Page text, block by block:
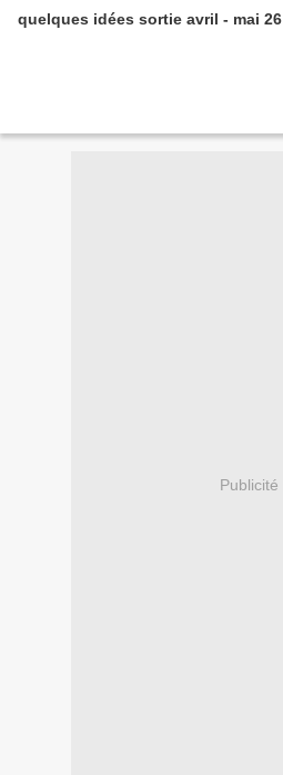
quelques idées sortie avril - mai 26
Publicité